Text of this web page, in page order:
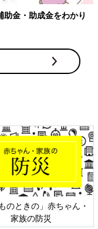
り 【ワクチン接種
ゃん・
日本外来小